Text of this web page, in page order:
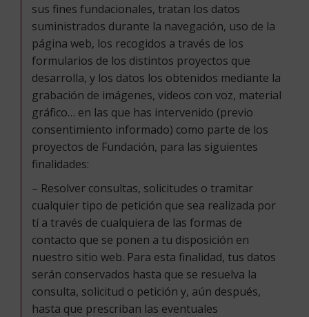
sus fines fundacionales, tratan los datos
suministrados durante la navegación, uso de la
página web, los recogidos a través de los
formularios de los distintos proyectos que
desarrolla, y los datos los obtenidos mediante la
grabación de imágenes, videos con voz, material
gráfico… en las que has intervenido (previo
consentimiento informado) como parte de los
proyectos de Fundación, para las siguientes
finalidades:
– Resolver consultas, solicitudes o tramitar
cualquier tipo de petición que sea realizada por
tí a través de cualquiera de las formas de
contacto que se ponen a tu disposición en
nuestro sitio web. Para esta finalidad, tus datos
serán conservados hasta que se resuelva la
consulta, solicitud o petición y, aún después,
hasta que prescriban las eventuales